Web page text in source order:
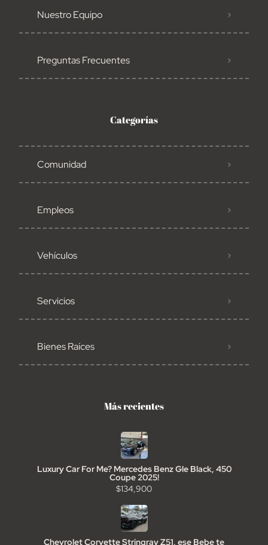
Nuestro Equipo
Preguntas Frecuentes
Categorías
Comunidad
Empleos
Vehículos
Servicios
Bienes Raíces
Más recientes
Luxury Car For Me? Mercedes Benz Gle Black, 450
Coupe 2025!
$134,900
Chevrolet Corvette Stringray Z51, ese Bebe te